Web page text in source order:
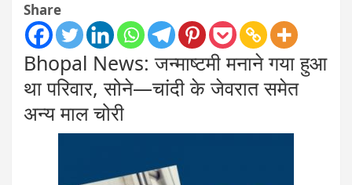
Share
Bhopal News: जन्माष्टमी मनाने गया हुआ
था परिवार, सोने—चांदी के जेवरात समेत
अन्य माल चोरी